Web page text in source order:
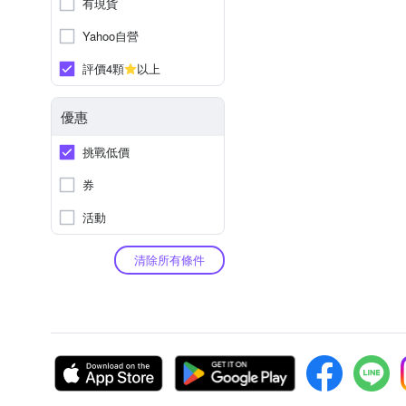
Yahoo自營
評價4顆
以上
優惠
挑戰低價
券
活動
清除所有條件